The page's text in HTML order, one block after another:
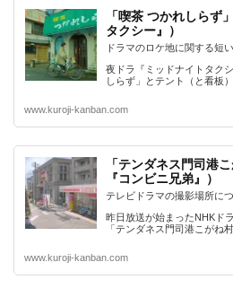
「喫茶 つかれしらず
タクシー』）
ドラマのロケ地に関する短
夜ドラ『ミッドナイトタク
しらず」とテント（と看板
www.kuroji-kanban.com
「テンダネス門司港
『コンビニ兄弟』）
テレビドラマの撮影場所に
昨日放送が始まったNHKド
「テンダネス門司港こがね
www.kuroji-kanban.com